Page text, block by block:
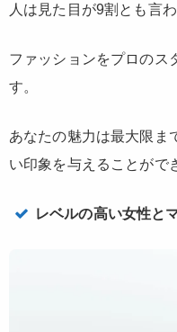
人は見た目が9割とも言わ
ファッションをプロのス
す。
あなたの魅力は最大限ま
い印象を与えることがで
レベルの高い女性と